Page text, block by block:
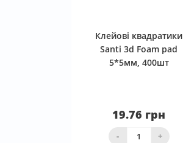
Клейові квадратики
Santi 3d Foam pad
5*5мм, 400шт
19.76 грн
- +
Нема в наявності